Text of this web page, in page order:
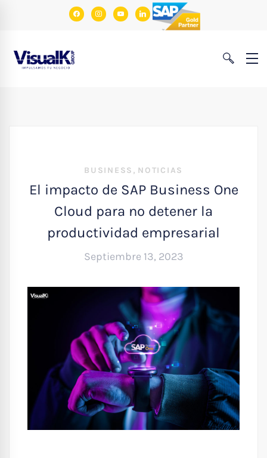
facebookinstagram
youtubelinkedin
BUSINESS , NOTICIAS
El impacto de SAP Business One
Cloud para no detener la
productividad empresarial
Septiembre 13, 2023